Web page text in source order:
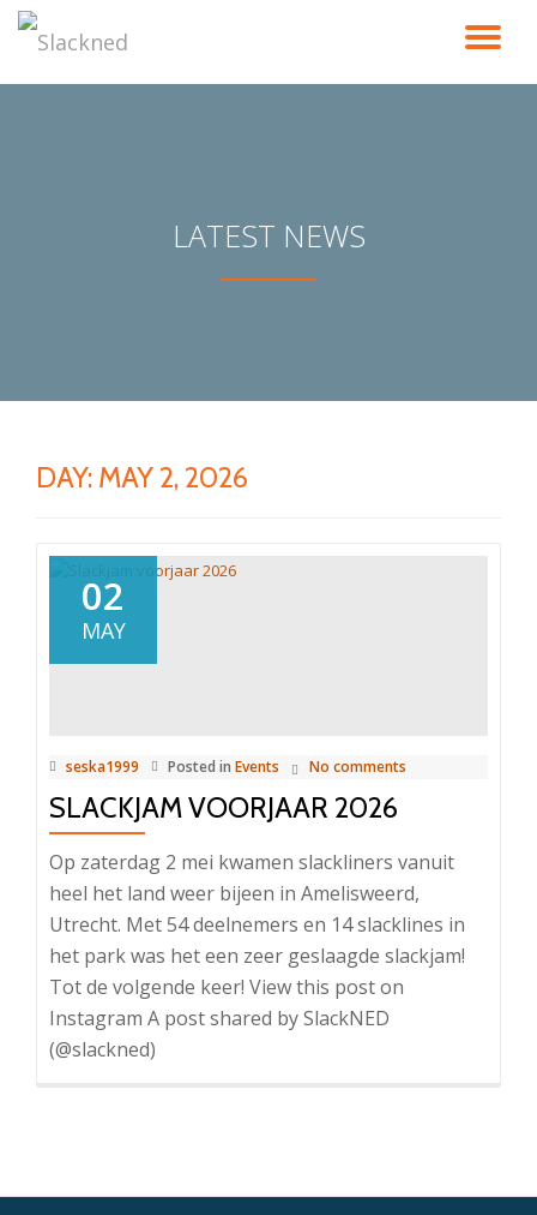
to
LATEST NEWS
DAY: MAY 2, 2026
02
MAY
seska1999 Posted in Events No comments
SLACKJAM VOORJAAR 2026
Op zaterdag 2 mei kwamen slackliners vanuit
heel het land weer bijeen in Amelisweerd,
Utrecht. Met 54 deelnemers en 14 slacklines in
het park was het een zeer geslaagde slackjam!
Tot de volgende keer! View this post on
Instagram A post shared by SlackNED
(@slackned)